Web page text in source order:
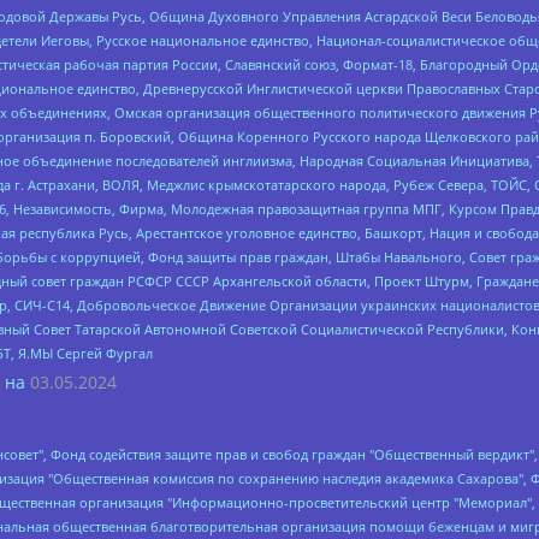
Державы Русь, Община Духовного Управления Асгардской Веси
Иеговы, Русское национальное единство, Национал-социалистическое
рабочая партия России, Славянский союз, Формат-18, Благородный
единство, Древнерусской Инглистической церкви Православных
Омская организация общественного политического движения
п. Боровский, Община Коренного Русского народа Щелковского
объединение последователей инглиизма, Народная Социальная
Астрахани, ВОЛЯ, Меджлис крымскотатарского народа, Рубеж Севера, ТОЙС,
Фирма, Молодежная правозащитная группа МПГ, Курсом
республика Русь, Арестантское уголовное единство, Башкорт, Нация и
с коррупцией, Фонд защиты прав граждан, Штабы Навального, Совет
совет граждан РСФСР СССР Архангельской области, Проект Штурм,
СИЧ-С14, Добровольческое Движение Организации украинских
Совет Татарской Автономной Советской Социалистической Республики,
Я.МЫ Сергей Фургал
03.05.2024
профессиональный союз работников здравоохранения "Альянс врачей", Юридическое лицо, зарегистрированное в Латвийской Республике, SIA "Medusa Project" (регистрационный номер 40103797863, дата регистрации 10.06.2014), Некоммерческая организация "Фонд по борьбе с коррупцией", Автономная некоммерческая организация "Институт права и публичной политики", Баданин Роман Сергеевич, Гликин Максим Александрович, Железнова Мария Михайловна, Лукьянова Юлия Сергеевна, Маетная Елизавета Витальевна, Маняхин Петр Борисович, Чуракова Ольга Владимировна, Ярош Юлия Петровна, Юридическое лицо "The Insider SIA", зарегистрированное в Риге, Латвийская Республика (дата регистрации 26.06.2015), являющееся администратором доменного имени интернет-издания "The Insider SIA", https://theins.ru, Постернак Алексей Евгеньевич, Рубин Михаил Аркадьевич, Анин Роман Александрович, Юридическое лицо Istories fonds, зарегистрированное в Латвийской Республике (регистрационный номер 50008295751, дата регистрации 24.02.2020), Великовский Дмитрий Александрович, Долинина Ирина Николаевна, Мароховская Алеся Алексеевна, Шлейнов Роман Юрьевич, Шмагун Олеся Валентиновна, Общество с ограниченной ответственностью "Альтаир 2021", Общество с ограниченной ответственностью "Вега 2021", Общество с ограниченной ответственностью "Главный редактор 2021", Общество с ограниченной ответственностью "Ромашки монолит", Важенков Артем Валерьевич, Ивановская областная общественная организация "Центр гендерных исследований", Гурман Юрий Альбертович, Медиапроект "ОВД-Инфо", Егоров Владимир Владимирович, Жилинский Владимир Александрович, Общество с ограниченной ответственностью "ЗП", Иванова София Юрьевна, Карезина Инна Павловна, Кильтау Екатерина Викторовна, Петров Алексей Викторович, Пискунов Сергей Евгеньевич, Смирнов Сергей Сергеевич, Тихонов Михаил Сергеевич, Общество с ограниченной ответственностью "ЖУРНАЛИСТ-ИНОСТРАННЫЙ АГЕНТ", Арапова Галина Юрьевна, Вольтская Татьяна Анатольевна, Американская компания "Mason G.E.S. Anonymous Foundation" (США), являющаяся владельцем интернет-издания https://mnews.world/, Компания "Stichting Bellingcat", зарегистрированная в Нидерландах (дата регистрации 11.07.2018), Захаров Андрей Вячеславович, Клепиковская Екатерина Дмитриевна, Общество с ограниченной ответственностью "МЕМО", Перл Роман Александрович, Симонов Евгений Алексеевич, Соловьева Елена Анатольевна, Сотников Даниил Владимирович, Сурначева Елизавета Дмитриевна, Автономная некоммерческая организация по защите прав человека и информированию населения "Якутия – Наше Мнение", Общество с ограниченной ответственностью "Москоу диджитал медиа", с 26.01.2023 Общество с ограниченной ответственностью "Чайка Белые сады", Ветошкина Валерия Валерьевна, Заговора Максим Александрович, Межрегиональное общественное движение "Российская ЛГБТ - сеть", Оленичев Максим Владимирович, Павлов Иван Юрьевич, Скворцова Елена Сергеевна, Общество с ограниченной ответственностью "Как бы инагент", Кочетков Игорь Викторович, Общество с ограниченной ответственностью "Честные выборы", Еланчик Олег Александрович, Общество с ограниченной ответственностью "Нобелевский призыв", Гималова Регина Эмилевна, Григорьев Андрей Валерьевич, Григорьева Алина Александровна, Ассоциация по содействию защите прав призывников, альтернативнослужащих и военнослужащих "Правозащитная группа "Гражданин.Армия.Право", Хисамова Регина Фаритовна,